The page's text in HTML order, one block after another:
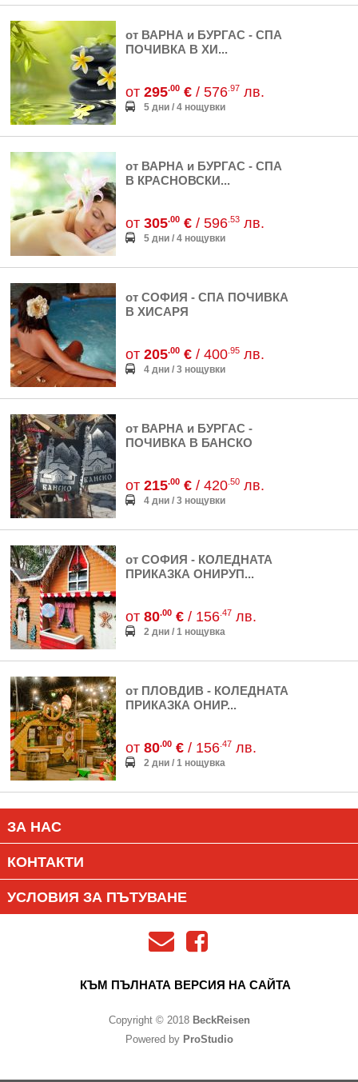
от ВАРНА и БУРГАС - СПА
ПОЧИВКА В ХИ...
от 295.00 € / 576 .97 лв.
5 дни / 4 нощувки
от ВАРНА и БУРГАС - СПА
В КРАСНОВСКИ...
от 305.00 € / 596 .53 лв.
5 дни / 4 нощувки
от СОФИЯ - СПА ПОЧИВКА
В ХИСАРЯ
от 205.00 € / 400 .95 лв.
4 дни / 3 нощувки
от ВАРНА и БУРГАС -
ПОЧИВКА В БАНСКО
от 215.00 € / 420 .50 лв.
4 дни / 3 нощувки
от СОФИЯ - КОЛЕДНАТА
ПРИКАЗКА ОНИРУП...
от 80.00 € / 156 .47 лв.
2 дни / 1 нощувка
от ПЛОВДИВ - КОЛЕДНАТА
ПРИКАЗКА ОНИР...
от 80.00 € / 156 .47 лв.
2 дни / 1 нощувка
ЗА НАС
КОНТАКТИ
УСЛОВИЯ ЗА ПЪТУВАНЕ
КЪМ ПЪЛНАТА ВЕРСИЯ НА САЙТА
Copyright © 2018 BeckReisen
Powered by ProStudio